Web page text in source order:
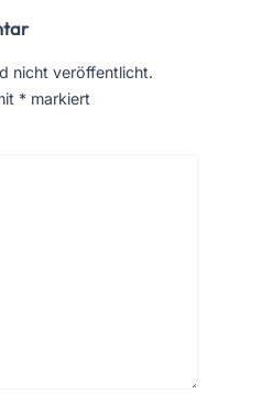
nicht veröffentlicht.
* markiert